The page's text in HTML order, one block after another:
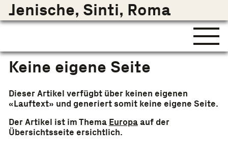
Jenische, Sinti, Roma
Keine eigene Seite
Dieser Artikel verfügbt über keinen eigenen
«Lauftext» und generiert somit keine eigene Seite.
Der Artikel ist im Thema Europaauf der
Übersichtsseite ersichtlich.